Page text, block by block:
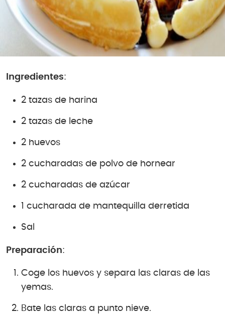
Ingredientes:
2 tazas de harina
2 tazas de leche
2 huevos
2 cucharadas de polvo de hornear
2 cucharadas de azúcar
1 cucharada de mantequilla derretida
Sal
Preparación:
Coge los huevos y separa las claras de las
yemas.
Bate las claras a punto nieve.